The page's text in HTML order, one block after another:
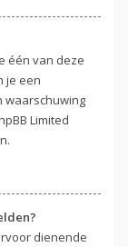
één van deze
je een
waarschuwing
Limited
dienende